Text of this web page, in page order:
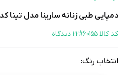
دمپایی طبی زنانه سارینا مدل تینا کد 29
کد کالا 60155# 22 دیدگاه
انتخاب رنگ: